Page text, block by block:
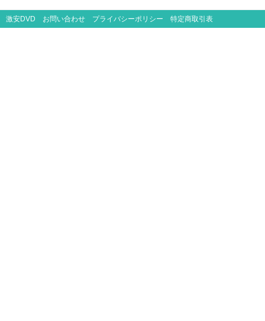
激安DVD お問い合わせ プライバシーポリシー 特定商取引表